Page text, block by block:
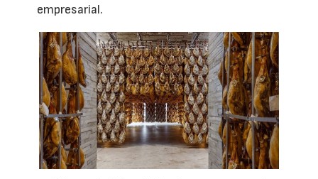
empresarial.